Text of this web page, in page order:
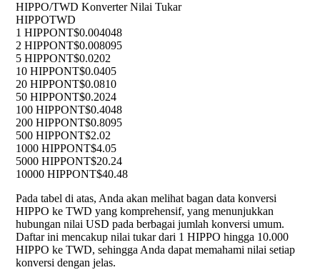
HIPPO/TWD Konverter Nilai Tukar
HIPPOTWD
1 HIPPONT$0.004048
2 HIPPONT$0.008095
5 HIPPONT$0.0202
10 HIPPONT$0.0405
20 HIPPONT$0.0810
50 HIPPONT$0.2024
100 HIPPONT$0.4048
200 HIPPONT$0.8095
500 HIPPONT$2.02
1000 HIPPONT$4.05
5000 HIPPONT$20.24
10000 HIPPONT$40.48
Pada tabel di atas, Anda akan melihat bagan data konversi
HIPPO ke TWD yang komprehensif, yang menunjukkan
hubungan nilai USD pada berbagai jumlah konversi umum.
Daftar ini mencakup nilai tukar dari 1 HIPPO hingga 10.000
HIPPO ke TWD, sehingga Anda dapat memahami nilai setiap
konversi dengan jelas.